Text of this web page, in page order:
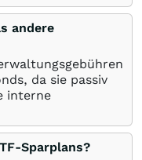
andere
da sie passiv
interne
Sparplans?